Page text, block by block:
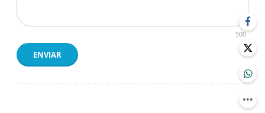
500
ENVIAR